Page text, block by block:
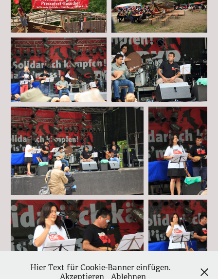
Hier Text für Cookie-Banner einfügen.
Akzeptieren
Ablehnen